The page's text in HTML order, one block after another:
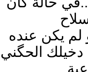
لم يكن عنده
دخيلك الحگني